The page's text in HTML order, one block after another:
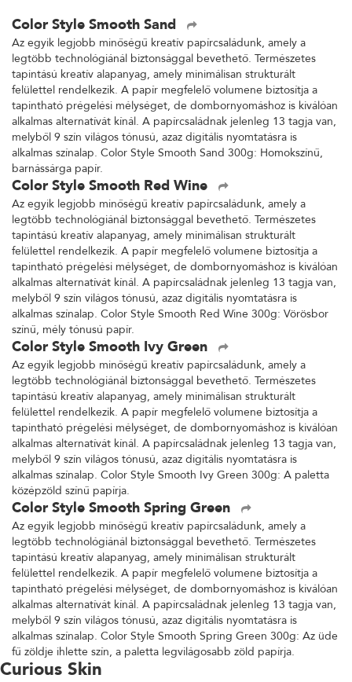
Color Style Smooth Sand
Az egyik legjobb minőségű kreatív papírcsaládunk, amely a
legtöbb technológiánál biztonsággal bevethető. Természetes
tapintású kreatív alapanyag, amely minimálisan strukturált
felülettel rendelkezik. A papír megfelelő volumene biztosítja a
tapintható prégelési mélységet, de dombornyomáshoz is kiválóan
alkalmas alternatívát kínál. A papírcsaládnak jelenleg 13 tagja van,
melyből 9 szín világos tónusú, azaz digitális nyomtatásra is
alkalmas színalap. Color Style Smooth Sand 300g: Homokszínű,
barnássárga papír.
Color Style Smooth Red Wine
Az egyik legjobb minőségű kreatív papírcsaládunk, amely a
legtöbb technológiánál biztonsággal bevethető. Természetes
tapintású kreatív alapanyag, amely minimálisan strukturált
felülettel rendelkezik. A papír megfelelő volumene biztosítja a
tapintható prégelési mélységet, de dombornyomáshoz is kiválóan
alkalmas alternatívát kínál. A papírcsaládnak jelenleg 13 tagja van,
melyből 9 szín világos tónusú, azaz digitális nyomtatásra is
alkalmas színalap. Color Style Smooth Red Wine 300g: Vörösbor
színű, mély tónusú papír.
Color Style Smooth Ivy Green
Az egyik legjobb minőségű kreatív papírcsaládunk, amely a
legtöbb technológiánál biztonsággal bevethető. Természetes
tapintású kreatív alapanyag, amely minimálisan strukturált
felülettel rendelkezik. A papír megfelelő volumene biztosítja a
tapintható prégelési mélységet, de dombornyomáshoz is kiválóan
alkalmas alternatívát kínál. A papírcsaládnak jelenleg 13 tagja van,
melyből 9 szín világos tónusú, azaz digitális nyomtatásra is
alkalmas színalap. Color Style Smooth Ivy Green 300g: A paletta
középzöld színű papírja.
Color Style Smooth Spring Green
Az egyik legjobb minőségű kreatív papírcsaládunk, amely a
legtöbb technológiánál biztonsággal bevethető. Természetes
tapintású kreatív alapanyag, amely minimálisan strukturált
felülettel rendelkezik. A papír megfelelő volumene biztosítja a
tapintható prégelési mélységet, de dombornyomáshoz is kiválóan
alkalmas alternatívát kínál. A papírcsaládnak jelenleg 13 tagja van,
melyből 9 szín világos tónusú, azaz digitális nyomtatásra is
alkalmas színalap. Color Style Smooth Spring Green 300g: Az üde
fű zöldje ihlette szín, a paletta legvilágosabb zöld papírja.
Curious Skin